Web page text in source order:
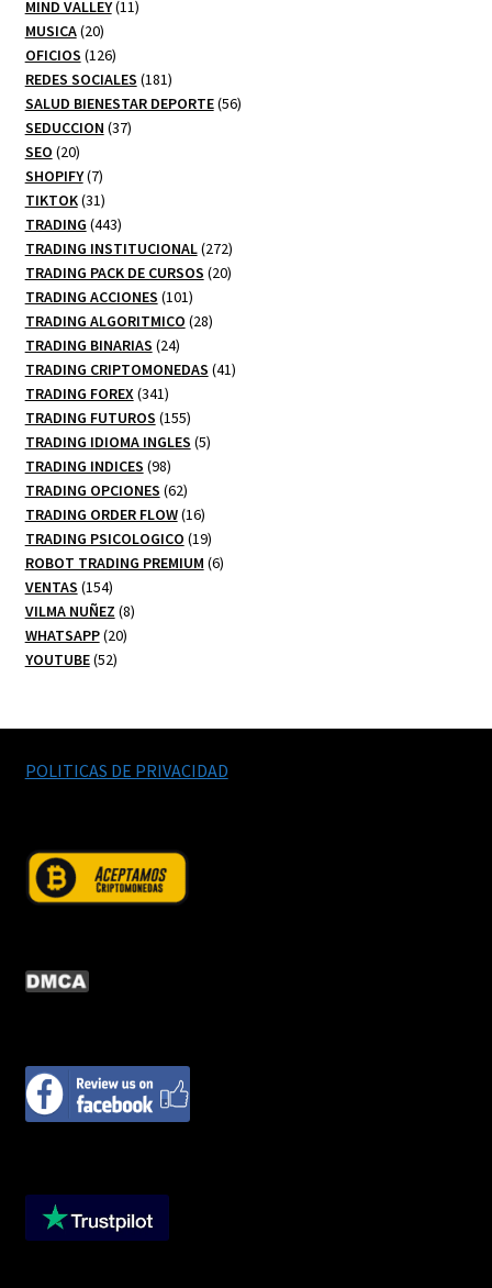
productos
MIND VALLEY 1111
MUSICA 2020
productos
OFICIOS 126126
productos
REDES SOCIALES 181181
productos
SALUD BIENESTAR DEPORTE 5656
SEDUCCION 3737
SEO 2020
productos
SHOPIFY 77
productos
TIKTOK 3131
productos
TRADING 443443
productos
TRADING INSTITUCIONAL 272272
productos
TRADING PACK DE CURSOS 2020
TRADING ACCIONES 101101
productos
TRADING ALGORITMICO 2828
TRADING BINARIAS 2424
productos
TRADING CRIPTOMONEDAS 4141
TRADING FOREX 341341
productos
TRADING FUTUROS 155155
productos
TRADING IDIOMA INGLES 55
TRADING INDICES 9898
productos
TRADING OPCIONES 6262
productos
TRADING ORDER FLOW 1616
productos
TRADING PSICOLOGICO 1919
productos
ROBOT TRADING PREMIUM 66
VENTAS 154154
productos
VILMA NUÑEZ 88
WHATSAPP 2020
YOUTUBE 5252
POLITICAS DE PRIVACIDAD